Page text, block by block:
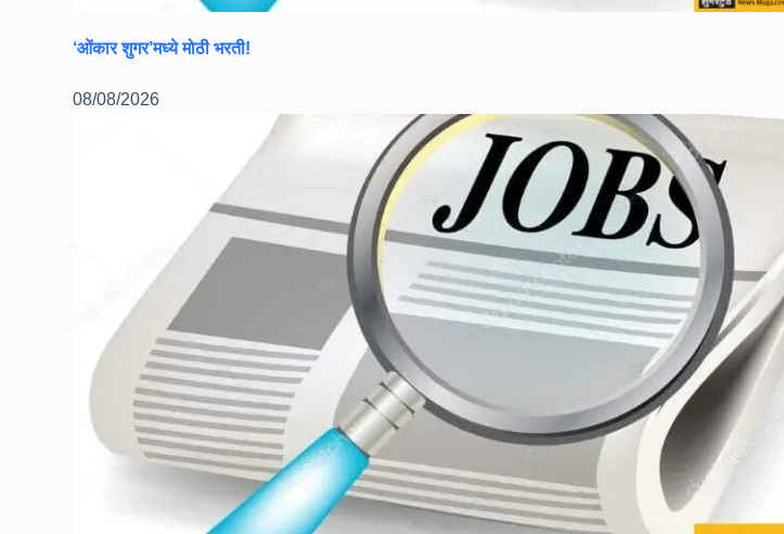
‘ओंकार शुगर’मध्ये मोठी भरती!
08/08/2026